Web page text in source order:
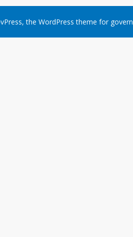
, the WordPress theme for